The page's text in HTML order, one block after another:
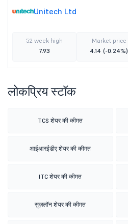
Unitech Ltd
52 week high
7.93
Market price
4.14 (-0.24%)
लोकप्रिय स्टॉक
TCS शेयर की कीमत
आईआरईडीए शेयर की कीमत
ITC शेयर की कीमत
सुज़लॉन शेयर की कीमत